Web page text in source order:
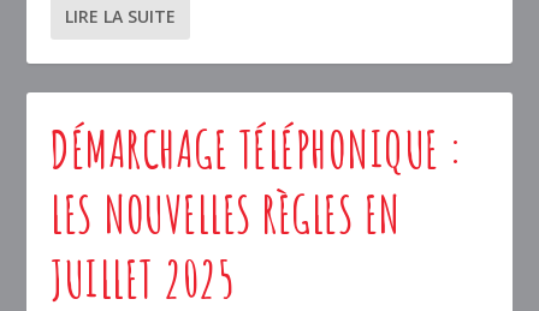
LIRE LA SUITE
DÉMARCHAGE TÉLÉPHONIQUE :
LES NOUVELLES RÈGLES EN
JUILLET 2025